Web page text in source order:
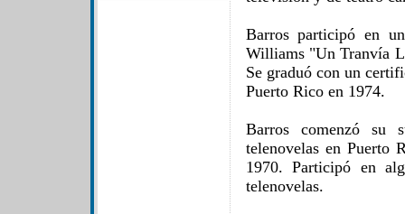
Barros participó en
Williams "Un Tranvía
Se graduó con un
Puerto Rico en 1974.
Barros comenzó su
telenovelas en Puerto
1970. Participó en
telenovelas.